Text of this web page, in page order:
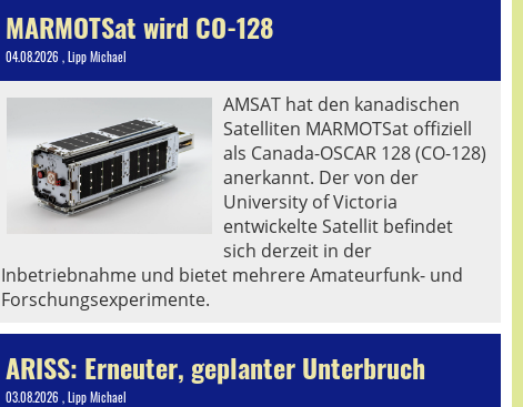
MARMOTSat wird CO-128
04.08.2026 , Lipp Michael
AMSAT hat den kanadischen
Satelliten MARMOTSat offiziell
als Canada-OSCAR 128 (CO-128)
anerkannt. Der von der
University of Victoria
entwickelte Satellit befindet
sich derzeit in der
Inbetriebnahme und bietet mehrere Amateurfunk- und
Forschungsexperimente.
ARISS: Erneuter, geplanter Unterbruch
03.08.2026 , Lipp Michael